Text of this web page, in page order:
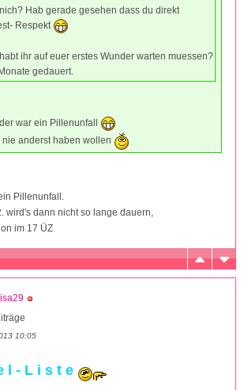
Hab gerade gesehen dass du direkt
Respekt
ihr auf euer erstes Wunder warten muessen?
gedauert.
war ein Pillenunfall
anderst haben wollen
Pillenunfall.
wird's dann nicht so lange dauern,
im 17 ÜZ
10:05
l - L i s t e